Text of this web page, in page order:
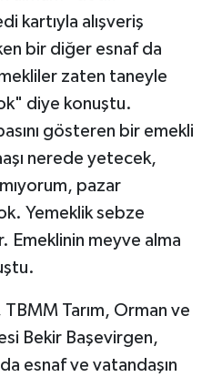
kartıyla alışveriş
bir diğer esnaf da
zaten taneyle
diye konuştu.
gösteren bir emekli
nerede yetecek,
pazar
Yemeklik sebze
Emeklinin meyve alma
Tarım, Orman ve
Bekir Başevirgen,
esnaf ve vatandaşın